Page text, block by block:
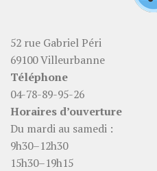
52 rue Gabriel Péri
69100 Villeurbanne
Téléphone
04-78-89-95-26
Horaires d’ouverture
Du mardi au samedi :
9h30–12h30
15h30–19h15